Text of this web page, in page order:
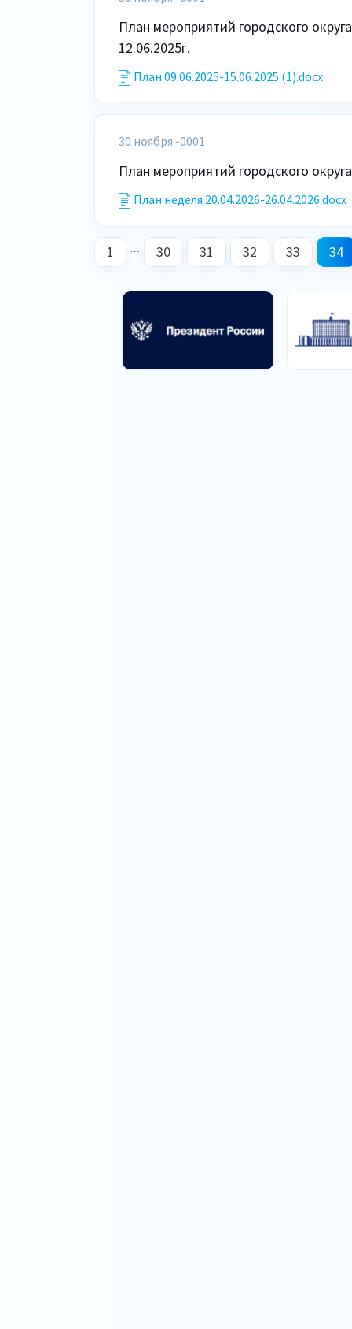
План мероприятий городского
12.06.2025г.
План 09.06.2025-15.06.2025 (1).docx
30 ноября -0001
План неделя 20.04.2026-26.04.2026.docx
1 ... 30 31 32 33 34